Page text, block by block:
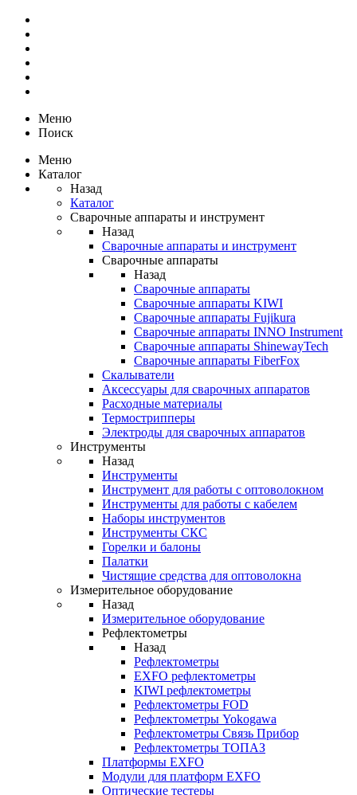
Меню
Поиск
Меню
Каталог
Назад
Каталог
Сварочные аппараты и инструмент
Назад
Сварочные аппараты и инструмент
Сварочные аппараты
Назад
Сварочные аппараты
Сварочные аппараты KIWI
Сварочные аппараты Fujikura
Сварочные аппараты INNO Instrument
Сварочные аппараты ShinewayTech
Cварочные аппараты FiberFox
Скалыватели
Аксессуары для сварочных аппаратов
Расходные материалы
Термострипперы
Электроды для сварочных аппаратов
Инструменты
Назад
Инструменты
Инструмент для работы с оптоволокном
Инструменты для работы с кабелем
Наборы инструментов
Инструменты СКС
Горелки и балоны
Палатки
Чистящие средства для оптоволокна
Измерительное оборудование
Назад
Измерительное оборудование
Рефлектометры
Назад
Рефлектометры
EXFO рефлектометры
KIWI рефлектометры
Рефлектометры FOD
Рефлектометры Yokogawa
Рефлектометры Связь Прибор
Рефлектометры ТОПАЗ
Платформы EXFO
Модули для платформ EXFO
Оптические тестеры